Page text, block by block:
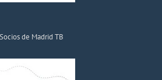
Socios de Madrid TB